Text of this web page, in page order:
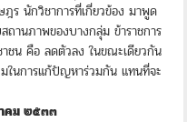
ร นักวิชาการที่เกี่ยวข้อง มาพูด
ถานภาพของบางกลุ่ม ข้าราชการ
ชน คือ ลดตัวลง ในขณะเดียวกัน
มในการแก้ปัญหาร่วมกัน แทนที่จะ
คม ๒๕๓๓